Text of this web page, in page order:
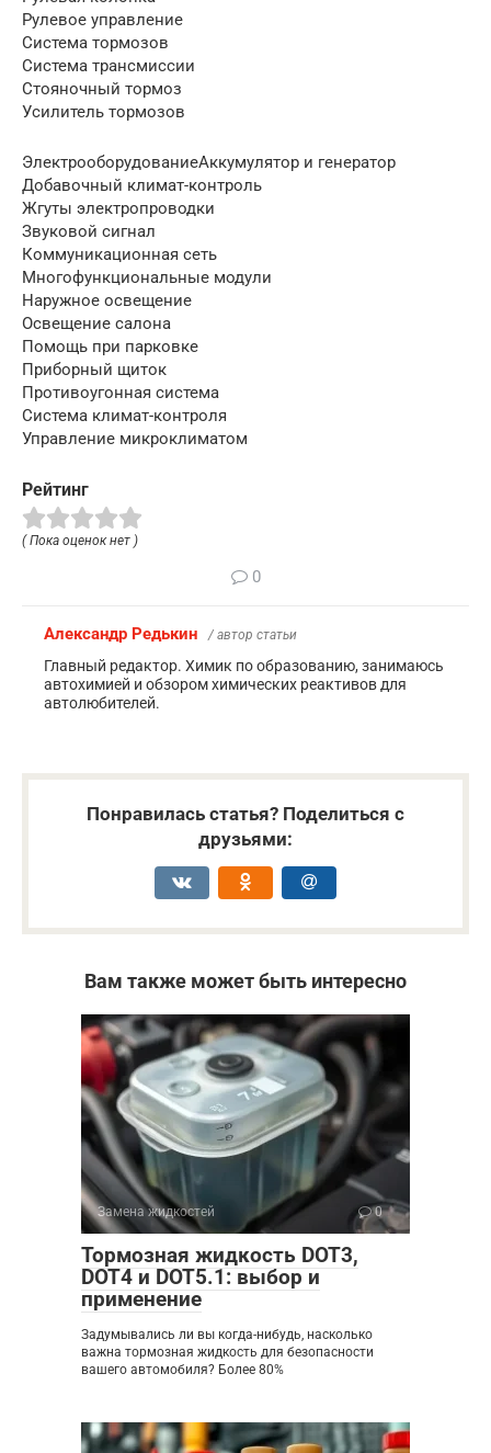
Рулевое управление
Система тормозов
Система трансмиссии
Стояночный тормоз
Усилитель тормозов
ЭлектрооборудованиеАккумулятор и генератор
Добавочный климат-контроль
Жгуты электропроводки
Звуковой сигнал
Коммуникационная сеть
Многофункциональные модули
Наружное освещение
Освещение салона
Помощь при парковке
Приборный щиток
Противоугонная система
Система климат-контроля
Управление микроклиматом
Рейтинг
( Пока оценок нет )
0
Александр Редькин / автор статьи
Главный редактор. Химик по образованию, занимаюсь
автохимией и обзором химических реактивов для
автолюбителей.
Понравилась статья? Поделиться с
друзьями:
Вам также может быть интересно
Замена жидкостей 0
Тормозная жидкость DOT3,
DOT4 и DOT5.1: выбор и
применение
Задумывались ли вы когда-нибудь, насколько
важна тормозная жидкость для безопасности
вашего автомобиля? Более 80%